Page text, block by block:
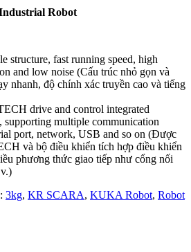
Robot
structure, fast running speed, high
and low noise (Cấu trúc nhỏ gọn và
nhanh, độ chính xác truyền cao và tiếng
drive and control integrated
multiple communication
port, network, USB and so on (Được
và bộ điều khiển tích hợp điều khiển
phương thức giao tiếp như cổng nối
3kg, KR SCARA, KUKA Robot, Robot